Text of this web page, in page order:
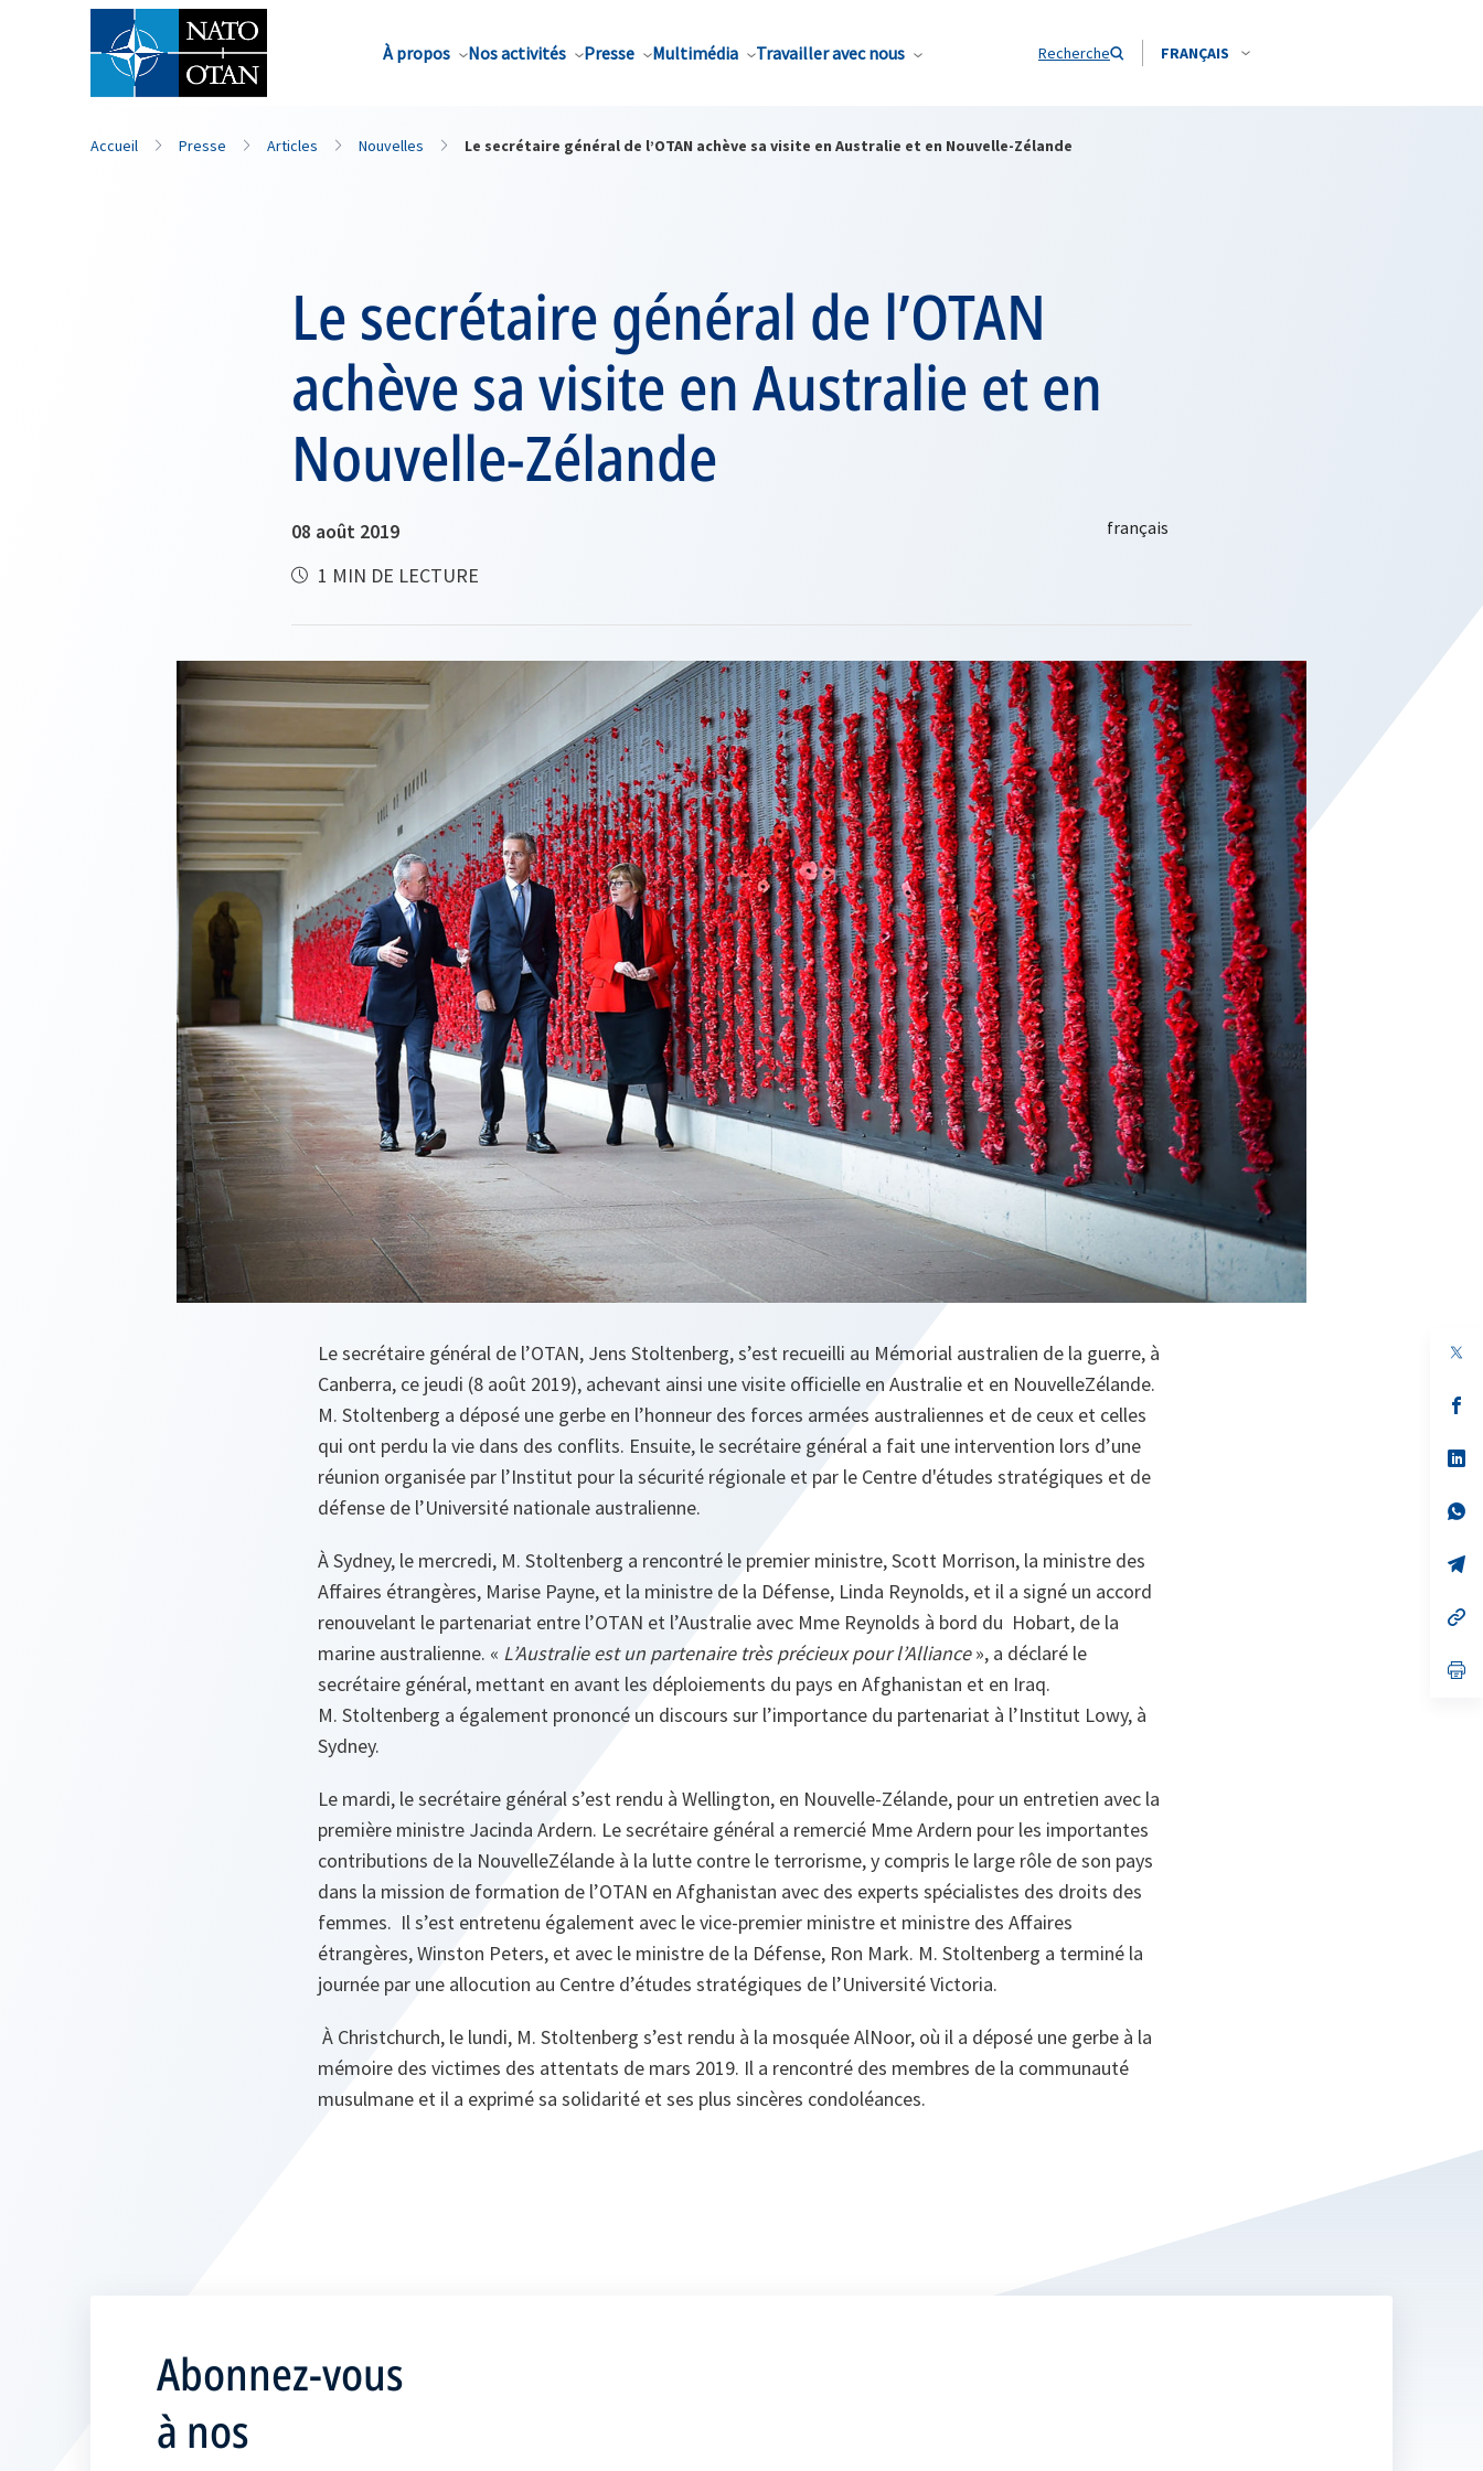
À propos Nos activités Presse Multimédia Travailler avec nous Recherche FRANÇAIS
Nom de famille*
Accueil Presse Articles Nouvelles Le secrétaire général de l’OTAN achève sa visite en Australie et en Nouvelle-Zélande
Le secrétaire général de l’OTAN
achève sa visite en Australie et en
Nouvelle-Zélande
08 août 2019
1 MIN DE LECTURE
Le secrétaire général de l’OTAN, Jens Stoltenberg, s’est recueilli au Mémorial australien de la guerre, à
Canberra, ce jeudi (8 août 2019), achevant ainsi une visite officielle en Australie et en Nouvelle­Zélande.
M. Stoltenberg a déposé une gerbe en l’honneur des forces armées australiennes et de ceux et celles
qui ont perdu la vie dans des conflits. Ensuite, le secrétaire général a fait une intervention lors d’une
réunion organisée par l’Institut pour la sécurité régionale et par le Centre d'études stratégiques et de
défense de l’Université nationale australienne.
À Sydney, le mercredi, M. Stoltenberg a rencontré le premier ministre, Scott Morrison, la ministre des
Affaires étrangères, Marise Payne, et la ministre de la Défense, Linda Reynolds, et il a signé un accord
renouvelant le partenariat entre l’OTAN et l’Australie avec Mme Reynolds à bord du Hobart, de la
marine australienne. « L’Australie est un partenaire très précieux pour l’Alliance», a déclaré le
secrétaire général, mettant en avant les déploiements du pays en Afghanistan et en Iraq.
M. Stoltenberg a également prononcé un discours sur l’importance du partenariat à l’Institut Lowy, à
Sydney.
Le mardi, le secrétaire général s’est rendu à Wellington, en Nouvelle-Zélande, pour un entretien avec la
première ministre Jacinda Ardern. Le secrétaire général a remercié Mme Ardern pour les importantes
contributions de la Nouvelle­Zélande à la lutte contre le terrorisme, y compris le large rôle de son pays
dans la mission de formation de l’OTAN en Afghanistan avec des experts spécialistes des droits des
femmes. Il s’est entretenu également avec le vice-premier ministre et ministre des Affaires
étrangères, Winston Peters, et avec le ministre de la Défense, Ron Mark. M. Stoltenberg a terminé la
journée par une allocution au Centre d’études stratégiques de l’Université Victoria.
À Christchurch, le lundi, M. Stoltenberg s’est rendu à la mosquée Al­Noor, où il a déposé une gerbe à la
mémoire des victimes des attentats de mars 2019. Il a rencontré des membres de la communauté
musulmane et il a exprimé sa solidarité et ses plus sincères condoléances.
Abonnez-vous
à nos